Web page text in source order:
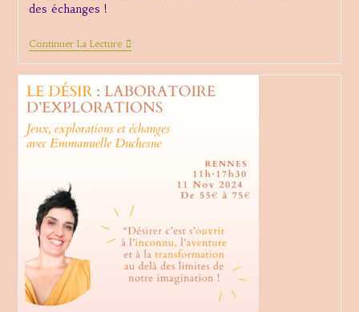
des échanges !
Continuer La LectureLa
D’exploration
Sensible